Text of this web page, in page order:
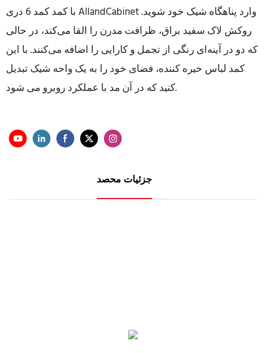
با کمد کمد 6 دری AllandCabinet وارد پناهگاه شیک خود شوید.
روکش لاک سفید براق، ظرافت مدرن را القا می‌کند، در حالی
که دو در آینه‌ای رنگی از تجمل و کارایی را اضافه می‌کنند. با این
کمد لباس خیره کننده، فضای خود را به یک واحه شیک تبدیل
کنید که در آن مد با عملکرد روبرو می شود.
جزئیات محصد